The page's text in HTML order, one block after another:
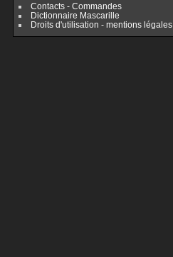
Contacts - Commandes
Dictionnaire Mascarille
Droits d'utilisation - mentions légales